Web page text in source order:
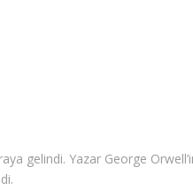
gelindi. Yazar George